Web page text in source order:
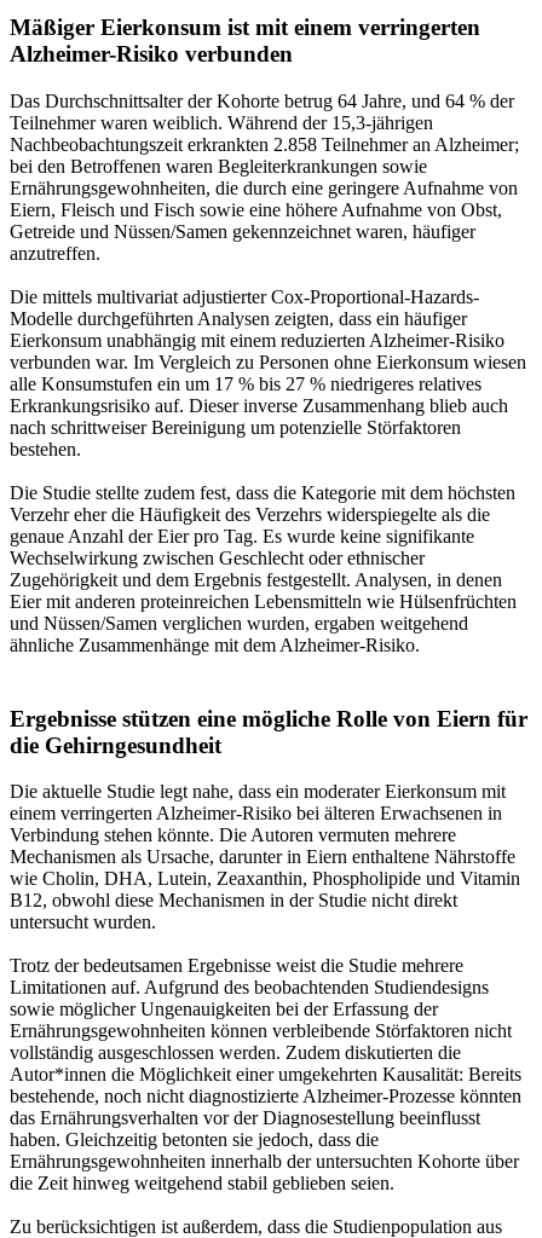
Mäßiger Eierkonsum ist mit einem verringerten
Alzheimer-Risiko verbunden
Das Durchschnittsalter der Kohorte betrug 64 Jahre, und 64 % der
Teilnehmer waren weiblich. Während der 15,3-jährigen
Nachbeobachtungszeit erkrankten 2.858 Teilnehmer an Alzheimer;
bei den Betroffenen waren Begleiterkrankungen sowie
Ernährungsgewohnheiten, die durch eine geringere Aufnahme von
Eiern, Fleisch und Fisch sowie eine höhere Aufnahme von Obst,
Getreide und Nüssen/Samen gekennzeichnet waren, häufiger
anzutreffen.
Die mittels multivariat adjustierter Cox-Proportional-Hazards-
Modelle durchgeführten Analysen zeigten, dass ein häufiger
Eierkonsum unabhängig mit einem reduzierten Alzheimer-Risiko
verbunden war. Im Vergleich zu Personen ohne Eierkonsum wiesen
alle Konsumstufen ein um 17 % bis 27 % niedrigeres relatives
Erkrankungsrisiko auf. Dieser inverse Zusammenhang blieb auch
nach schrittweiser Bereinigung um potenzielle Störfaktoren
bestehen.
Die Studie stellte zudem fest, dass die Kategorie mit dem höchsten
Verzehr eher die Häufigkeit des Verzehrs widerspiegelte als die
genaue Anzahl der Eier pro Tag. Es wurde keine signifikante
Wechselwirkung zwischen Geschlecht oder ethnischer
Zugehörigkeit und dem Ergebnis festgestellt. Analysen, in denen
Eier mit anderen proteinreichen Lebensmitteln wie Hülsenfrüchten
und Nüssen/Samen verglichen wurden, ergaben weitgehend
ähnliche Zusammenhänge mit dem Alzheimer-Risiko.
Ergebnisse stützen eine mögliche Rolle von Eiern für
die Gehirngesundheit
Die aktuelle Studie legt nahe, dass ein moderater Eierkonsum mit
einem verringerten Alzheimer-Risiko bei älteren Erwachsenen in
Verbindung stehen könnte. Die Autoren vermuten mehrere
Mechanismen als Ursache, darunter in Eiern enthaltene Nährstoffe
wie Cholin, DHA, Lutein, Zeaxanthin, Phospholipide und Vitamin
B12, obwohl diese Mechanismen in der Studie nicht direkt
untersucht wurden.
Trotz der bedeutsamen Ergebnisse weist die Studie mehrere
Limitationen auf. Aufgrund des beobachtenden Studiendesigns
sowie möglicher Ungenauigkeiten bei der Erfassung der
Ernährungsgewohnheiten können verbleibende Störfaktoren nicht
vollständig ausgeschlossen werden. Zudem diskutierten die
Autor*innen die Möglichkeit einer umgekehrten Kausalität: Bereits
bestehende, noch nicht diagnostizierte Alzheimer-Prozesse könnten
das Ernährungsverhalten vor der Diagnosestellung beeinflusst
haben. Gleichzeitig betonten sie jedoch, dass die
Ernährungsgewohnheiten innerhalb der untersuchten Kohorte über
die Zeit hinweg weitgehend stabil geblieben seien.
Zu berücksichtigen ist außerdem, dass die Studienpopulation aus